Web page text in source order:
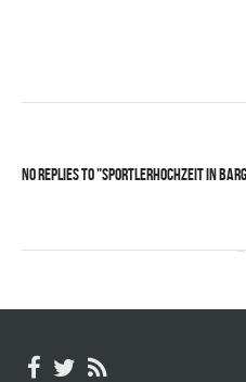
No Replies to "Sportlerhochzeit in